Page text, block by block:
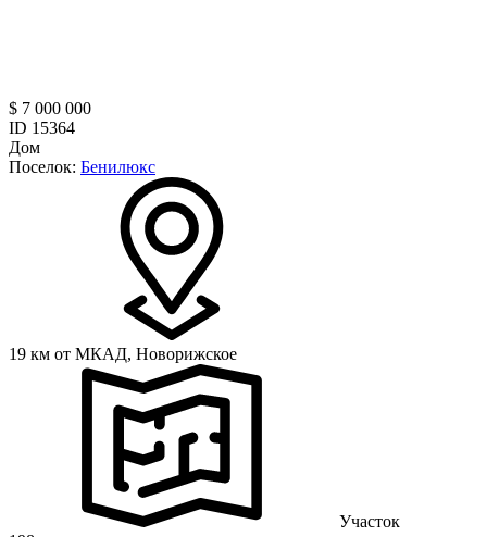
$ 7 000 000
ID 15364
Дом
Поселок: Бенилюкс
19 км от МКАД, Новорижское
Участок